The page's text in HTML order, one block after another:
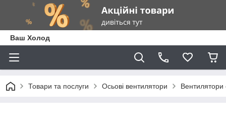
Ваш Холод
Товари та послуги Осьові вентилятори Вентилятори